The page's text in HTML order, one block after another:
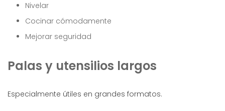
Nivelar
Cocinar cómodamente
Mejorar seguridad
Palas y utensilios largos
Especialmente útiles en grandes formatos.